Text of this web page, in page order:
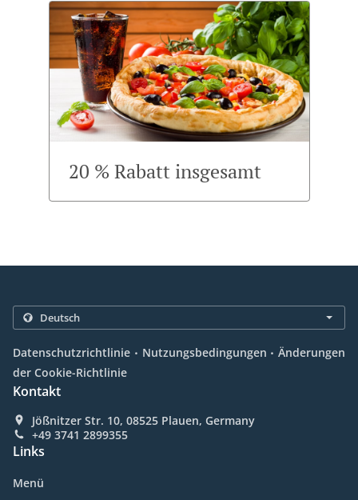
20 % Rabatt insgesamt
Datenschutzrichtlinie . Nutzungsbedingungen . Änderungen
der Cookie-Richtlinie
Kontakt
Jößnitzer Str. 10, 08525 Plauen, Germany
+49 3741 2899355
Links
Menü